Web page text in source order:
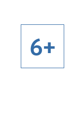
6+